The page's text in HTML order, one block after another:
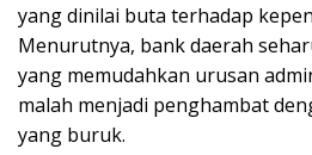
yang dinilai buta terhadap
Menurutnya, bank daerah
yang memudahkan urusan
malah menjadi penghambat
yang buruk.